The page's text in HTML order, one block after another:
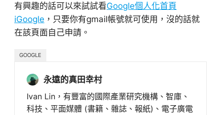
有興趣的話可以來試試看Google個人化首頁
iGoogle ，只要你有gmail帳號就可使用，沒的話就
在該頁面自己申請。
GOOGLE
永遠的真田幸村
Ivan Lin，有豐富的國際產業研究機構、智庫、
科技、平面媒體 (書籍、雜誌、報紙)、電子廣電